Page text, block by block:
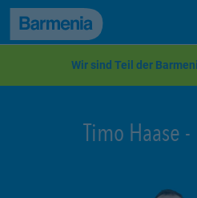
zum Seiteninhalt
Back to top
Wir sind Teil der
Timo Haase -